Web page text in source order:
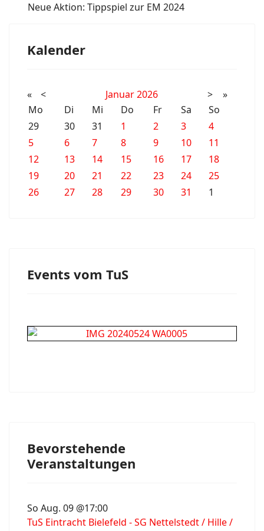
Neue Aktion: Tippspiel zur EM 2024
Kalender
« < Januar2026 >
»
Mo
Di Mi Do Fr Sa
So
29
30 31 1 2 3
4
5
6 7 8 9 10
11
12
13 14 15 16 17
18
19
20 21 22 23 24
25
26
27 28 29 30 31 1
Events vom TuS
Bevorstehende
Veranstaltungen
So Aug. 09 @17:00
TuS Eintracht Bielefeld - SG Nettelstedt / Hille /